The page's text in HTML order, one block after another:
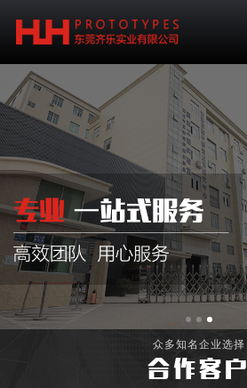
众多知名企业选择
合作客户